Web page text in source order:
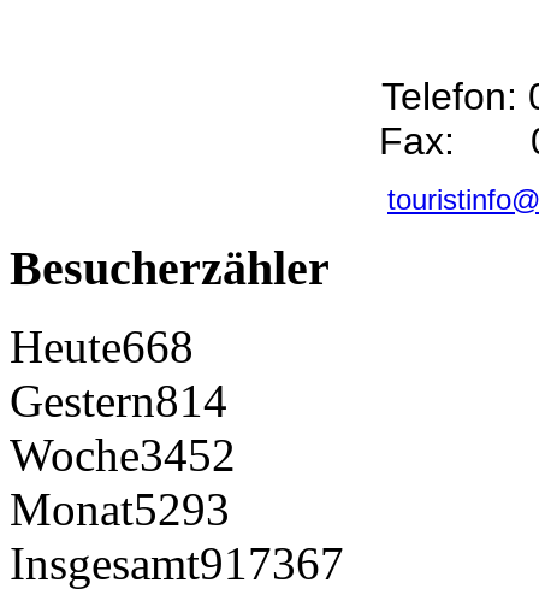
Telefon:
Fax:
Besucherzähler
Heute668
Gestern814
Woche3452
Monat5293
Insgesamt917367